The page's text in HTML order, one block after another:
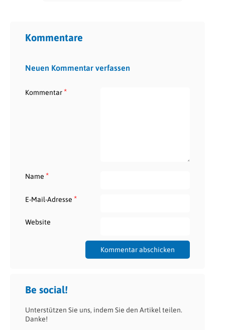
Kommentare
Neuen Kommentar verfassen
Kommentar*
Name *
E-Mail-Adresse *
Website
Be social!
Unterstützen Sie uns, indem Sie den Artikel teilen.
Danke!